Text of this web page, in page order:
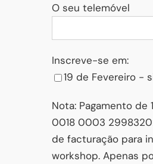
O seu telemóvel
Inscreve-se em:
19 de Fevereiro -
Nota: Pagamento
0018 0003
de facturação para
workshop. Apenas